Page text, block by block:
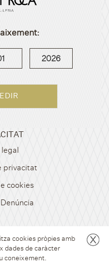
cookies pròpies amb
dades de caràcter
coneixement.
2026
privacitat
cookies